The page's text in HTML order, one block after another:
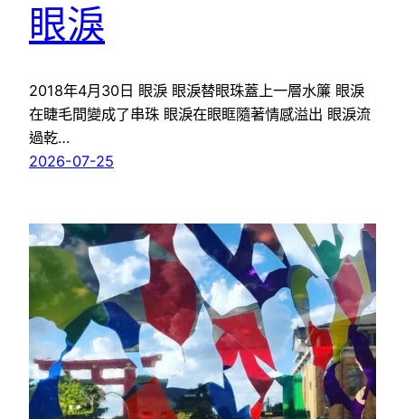
眼淚
2018年4月30日 眼淚 眼淚替眼珠蓋上一層水簾 眼淚
在睫毛間變成了串珠 眼淚在眼眶隨著情感溢出 眼淚流
過乾…
2026-07-25